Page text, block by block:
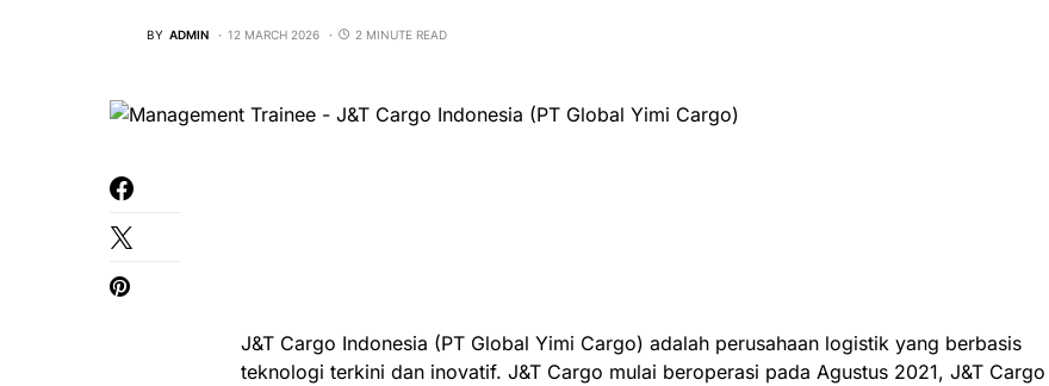
BY ADMIN 12 MARCH 2026 2 MINUTE READ
J&T Cargo Indonesia (PT Global Yimi Cargo) adalah perusahaan logistik yang berbasis
teknologi terkini dan inovatif. J&T Cargo mulai beroperasi pada Agustus 2021, J&T Cargo